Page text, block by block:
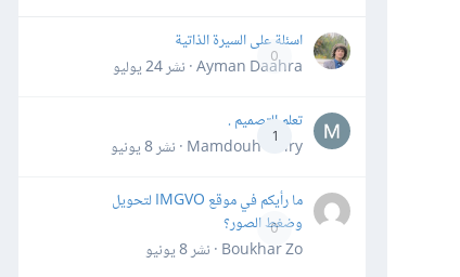
0
اسئلة على السيرة الذاتية
Ayman Daahra · نشر
24 يوليو
1
تعلم التصميم .
Mamdouh Khiry · نشر
8 يونيو
0
ما رأيكم في موقع IMGVO لتحويل
وضغط الصور؟
Boukhar Zo · نشر
8 يونيو